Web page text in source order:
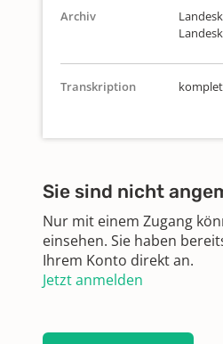
Archiv
Transkription
Sie sind nicht
Nur mit einem Zugang
einsehen. Sie haben
Ihrem Konto direkt an.
Jetzt anmelden